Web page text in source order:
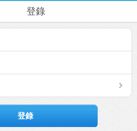
登錄
登錄